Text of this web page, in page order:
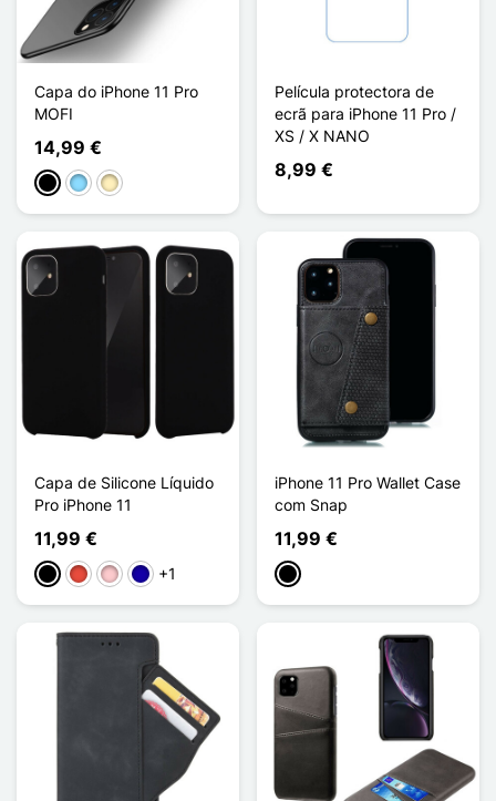
Capa do iPhone 11 Pro
MOFI
14,99 €
PretoAzul Claro
Ouro
Película protectora de
ecrã para iPhone 11 Pro /
XS / X NANO
8,99 €
Capa de Silicone Líquido
Pro iPhone 11
11,99 €
PretoVermelho
RosaAzul Escuro
+1
iPhone 11 Pro Wallet Case
com Snap
11,99 €
Preto